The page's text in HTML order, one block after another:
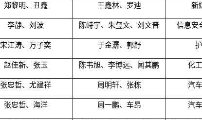
郑黎明、丑鑫 王鑫林、罗迪 新
李静、刘波 陈峙宇、朱玺文、刘文普 信息安
宋江涛、万子奕 于金潺、郭舒
赵佳新、张玉 陈韦旭、李博远、闻其鹏 化
张忠哲、尤建祥 周明轩、张栋 汽
张忠哲、海洋 周一鹏、车昂 汽